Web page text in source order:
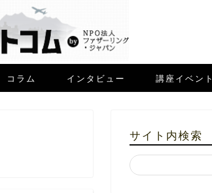
コラム インタビュー 講座イベント
サイト内検索